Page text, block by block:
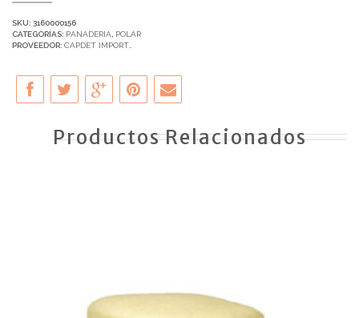
SKU: 3160000156
CATEGORÍAS: PANADERIA
POLAR
PROVEEDOR: CAPDET IMPORT
Productos Relacionados